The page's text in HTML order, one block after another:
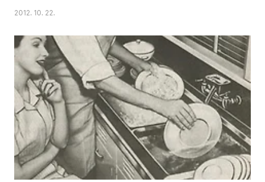
고 있어, 저에게 자신이 하기 싫은 일을 강요하지 않습니다. 또한 "가사 및 양육
다. 보통 부부싸움을 하는 이유 중 하나가 남편이 가부장적으로 남녀의 역할을
극명하게 구분 지으면서 시작되는 것 같습니다. 특히 맞벌이를 하는 부부라면
더욱 가사일은 분담을 해야하는데, 그런 남편들은 온갖 생색을 내면서 가사를
가끔 도와주지요. 하긴 생색을 내면서도 잘 도와주기라도 하면 좋겠지요?? 다
행히도 울 신랑은 가사를 잘..
2012. 10. 22.